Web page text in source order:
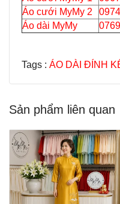
Áo cưới MyMy 2
Áo dài MyMy
Tags : ÁO DÀI ĐÍNH
Sản phẩm liên quan